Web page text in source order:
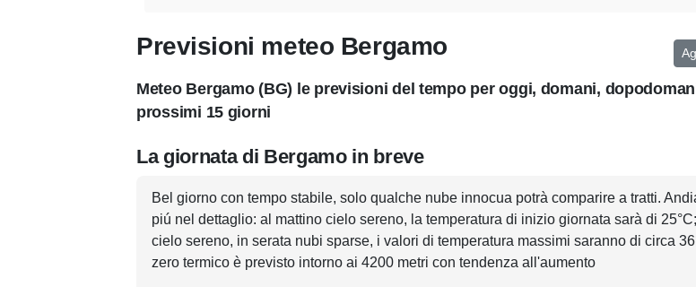
Previsioni meteo Bergamo
Meteo Bergamo (BG) le previsioni del tempo per oggi, domani,
prossimi 15 giorni
La giornata di Bergamo in breve
Bel giorno con tempo stabile, solo qualche nube innocua potrà comparire a tratti.
piú nel dettaglio: al mattino cielo sereno, la temperatura di inizio giornata sarà di
cielo sereno, in serata nubi sparse, i valori di temperatura massimi saranno di circa
zero termico è previsto intorno ai 4200 metri con tendenza all'aumento